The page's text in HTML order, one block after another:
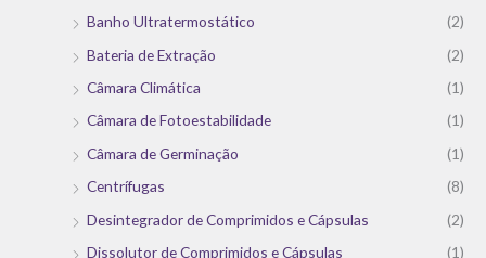
Banho Ultratermostático
(2)
Bateria de Extração
(2)
Câmara Climática
(1)
Câmara de Fotoestabilidade
(1)
Câmara de Germinação
(1)
Centrífugas
(8)
Desintegrador de Comprimidos e Cápsulas
(2)
Dissolutor de Comprimidos e Cápsulas
(1)